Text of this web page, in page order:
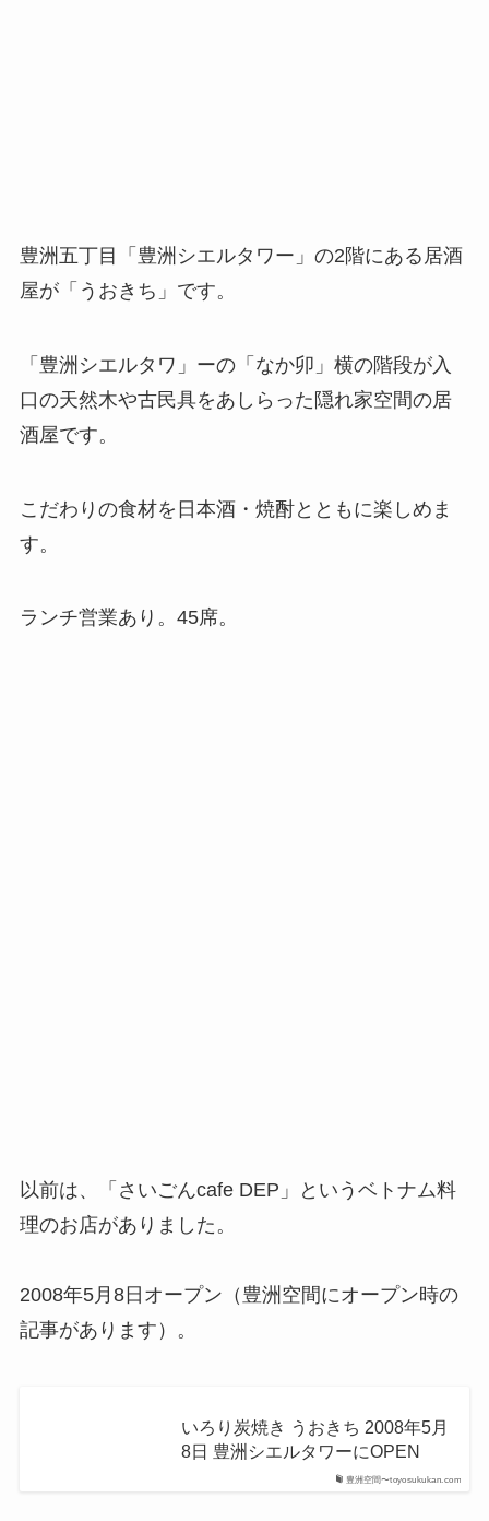
豊洲五丁目「豊洲シエルタワー」の2階にある居酒
屋が「うおきち」です。
「豊洲シエルタワ」ーの「なか卯」横の階段が入
口の天然木や古民具をあしらった隠れ家空間の居
酒屋です。
こだわりの食材を日本酒・焼酎とともに楽しめま
す。
ランチ営業あり。45席。
以前は、「さいごんcafe DEP」というベトナム料
理のお店がありました。
2008年5月8日オープン（豊洲空間にオープン時の
記事があります）。
豊洲空間〜toyosukukan.com
いろり炭焼き うおきち 2008年5月
8日 豊洲シエルタワーにOPEN